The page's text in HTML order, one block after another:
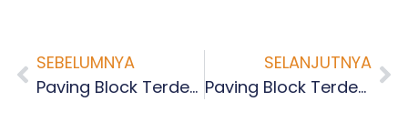
SEBELUMNYA
Paving Block Terdekat Krukut Jakarta Barat
SELANJUTNYA
Paving Block Terdekat Maphar Jakarta Barat